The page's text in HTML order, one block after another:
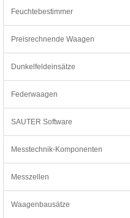
Feuchtebestimmer
Preisrechnende Waagen
Dunkelfeldeinsätze
Federwaagen
SAUTER Software
Messtechnik-Komponenten
Messzellen
Waagenbausätze